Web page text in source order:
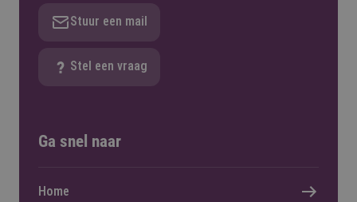
Stuur een mail
Stel een vraag
Ga snel naar
Home